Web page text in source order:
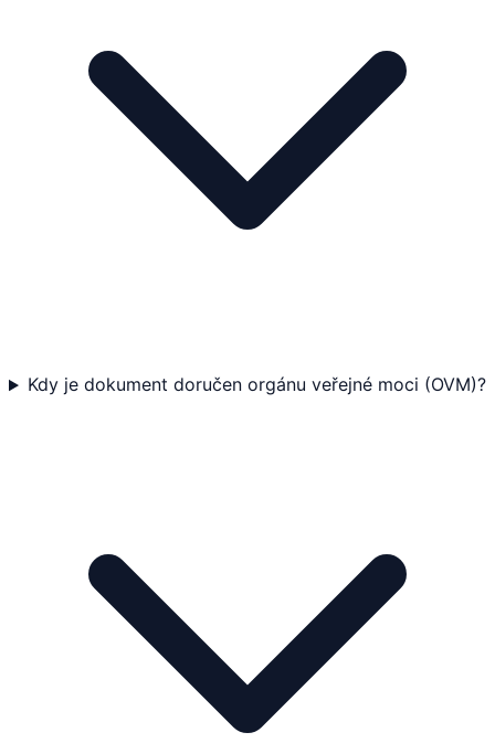
Kdy je dokument doručen orgánu veřejné moci (OVM)?